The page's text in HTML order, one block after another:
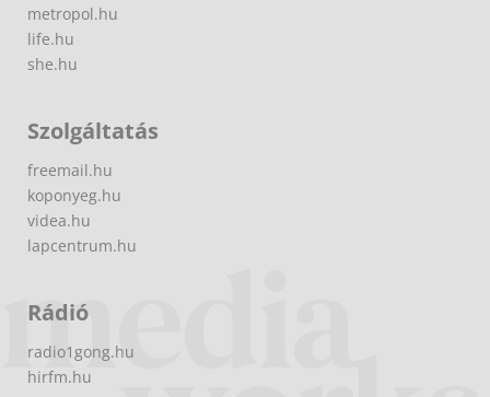
metropol.hu
life.hu
she.hu
Szolgáltatás
freemail.hu
koponyeg.hu
videa.hu
lapcentrum.hu
Rádió
radio1gong.hu
hirfm.hu